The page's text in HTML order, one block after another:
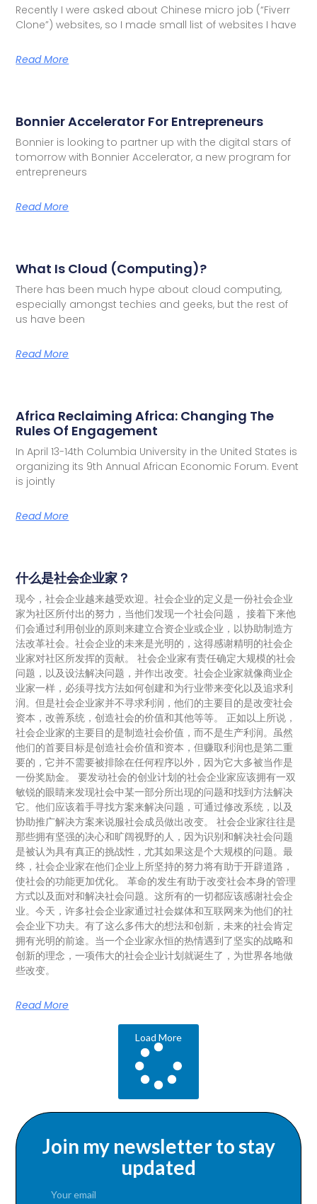
Recently I were asked about Chinese micro job (“Fiverr
Clone”) websites, so I made small list of websites I have
Read More
Bonnier Accelerator For Entrepreneurs
Bonnier is looking to partner up with the digital stars of
tomorrow with Bonnier Accelerator, a new program for
entrepreneurs
Read More
What Is Cloud (Computing)?
There has been much hype about cloud computing,
especially amongst techies and geeks, but the rest of
us have been
Read More
Africa Reclaiming Africa: Changing The
Rules Of Engagement
In April 13-14th Columbia University in the United States is
organizing its 9th Annual African Economic Forum. Event
is jointly
Read More
什么是社会企业家？
现今，社会企业越来越受欢迎。社会企业的定义是一份社会企业
家为社区所付出的努力，当他们发现一个社会问题， 接着下来他
们会通过利用创业的原则来建立合资企业或企业，以协助制造方
法改革社会。社会企业的未来是光明的，这得感谢精明的社会企
业家对社区所发挥的贡献。 社会企业家有责任确定大规模的社会
问题，以及设法解决问题，并作出改变。社会企业家就像商业企
业家一样，必须寻找方法如何创建和为行业带来变化以及追求利
润。但是社会企业家并不寻求利润，他们的主要目的是改变社会
资本，改善系统，创造社会的价值和其他等等。 正如以上所说，
社会企业家的主要目的是制造社会价值，而不是生产利润。虽然
他们的首要目标是创造社会价值和资本，但赚取利润也是第二重
要的，它并不需要被排除在任何程序以外，因为它大多被当作是
一份奖励金。 要发动社会的创业计划的社会企业家应该拥有一双
敏锐的眼睛来发现社会中某一部分所出现的问题和找到方法解决
它。他们应该着手寻找方案来解决问题，可通过修改系统，以及
协助推广解决方案来说服社会成员做出改变。 社会企业家往往是
那些拥有坚强的决心和旷阔视野的人，因为识别和解决社会问题
是被认为具有真正的挑战性，尤其如果这是个大规模的问题。最
终，社会企业家在他们企业上所坚持的努力将有助于开辟道路，
使社会的功能更加优化。 革命的发生有助于改变社会本身的管理
方式以及面对和解决社会问题。这所有的一切都应该感谢社会企
业。今天，许多社会企业家通过社会媒体和互联网来为他们的社
会企业下功夫。有了这么多伟大的想法和创新，未来的社会肯定
拥有光明的前途。当一个企业家永恒的热情遇到了坚实的战略和
创新的理念，一项伟大的社会企业计划就诞生了，为世界各地做
些改变。
Read More
Load More
Join my newsletter to stay
updated